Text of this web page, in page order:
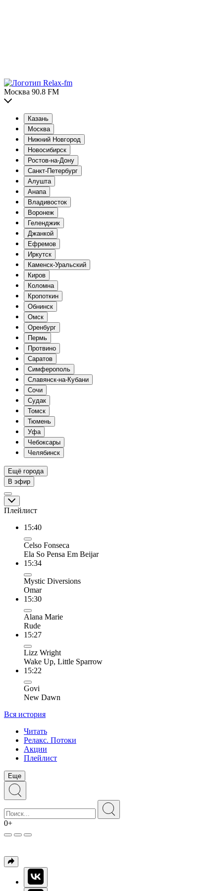
Москва 90.8 FM
Казань
Москва
Нижний Новгород
Новосибирск
Ростов-на-Дону
Санкт-Петербург
Алушта
Анапа
Владивосток
Воронеж
Геленджик
Джанкой
Ефремов
Иркутск
Каменск-Уральский
Киров
Коломна
Кропоткин
Обнинск
Омск
Оренбург
Пермь
Протвино
Саратов
Симферополь
Славянск-на-Кубани
Сочи
Судак
Томск
Тюмень
Уфа
Чебоксары
Челябинск
Ещё города
В эфир
Плейлист
15:40
Celso Fonseca
Ela So Pensa Em Beijar
15:34
Mystic Diversions
Omar
15:30
Alana Marie
Rude
15:27
Lizz Wright
Wake Up, Little Sparrow
15:22
Govi
New Dawn
Вся история
Читать
Релакс. Потоки
Акции
Плейлист
Еще
0+